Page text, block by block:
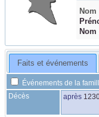
Nom
Faits et événements
Événements de la
Décès
après